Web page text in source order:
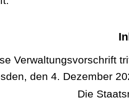
Verwaltungsvorschrift
den 4. Dezember
Die